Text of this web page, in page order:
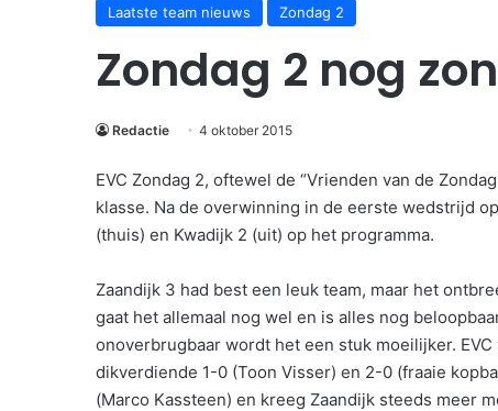
Laatste team nieuws Zondag 2
Zondag 2 nog
Redactie 4 oktober 2015
EVC Zondag 2, oftewel de “Vrienden van de
klasse. Na de overwinning in de eerste wedstrijd
(thuis) en Kwadijk 2 (uit) op het programma.
Zaandijk 3 had best een leuk team, maar het
gaat het allemaal nog wel en is alles nog
onoverbrugbaar wordt het een stuk moeilijker.
dikverdiende 1-0 (Toon Visser) en 2-0 (fraaie
(Marco Kassteen) en kreeg Zaandijk steeds meer